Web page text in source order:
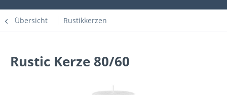
Übersicht Rustikkerzen
Rustic Kerze 80/60